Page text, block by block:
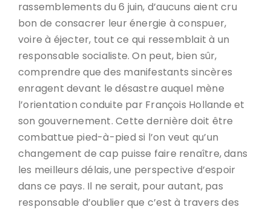
rassemblements du 6 juin, d’aucuns aient cru
bon de consacrer leur énergie à conspuer,
voire à éjecter, tout ce qui ressemblait à un
responsable socialiste. On peut, bien sûr,
comprendre que des manifestants sincères
enragent devant le désastre auquel mène
l’orientation conduite par François Hollande et
son gouvernement. Cette dernière doit être
combattue pied-à-pied si l’on veut qu’un
changement de cap puisse faire renaître, dans
les meilleurs délais, une perspective d’espoir
dans ce pays. Il ne serait, pour autant, pas
responsable d’oublier que c’est à travers des